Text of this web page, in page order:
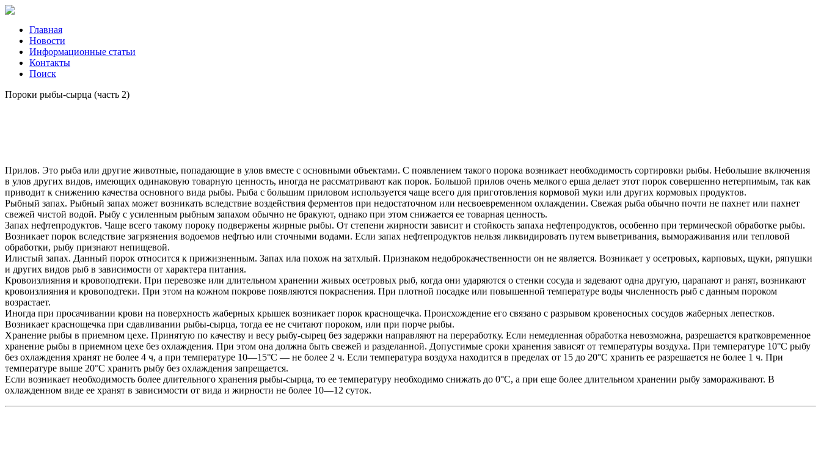
Главная
Новости
Информационные статьи
Контакты
Поиск
Пороки рыбы-сырца (часть 2)
Прилов. Это рыба или другие животные, попадающие в улов вместе с основными объектами. С появлением такого порока возникает необходимость сортировки рыбы. Небольшие включения
в улов других видов, имеющих одинаковую товарную ценность, иногда не рассматривают как порок. Большой прилов очень мелкого ерша делает этот порок совершенно нетерпимым, так как
приводит к снижению качества основного вида рыбы. Рыба с большим приловом используется чаще всего для приготовления кормовой муки или других кормовых продуктов.
Рыбный запах. Рыбный запах может возникать вследствие воздействия ферментов при недостаточном или несвоевременном охлаждении. Свежая рыба обычно почти не пахнет или пахнет
свежей чистой водой. Рыбу с усиленным рыбным запахом обычно не бракуют, однако при этом снижается ее товарная ценность.
Запах нефтепродуктов. Чаще всего такому пороку подвержены жирные рыбы. От степени жирности зависит и стойкость запаха нефтепродуктов, особенно при термической обработке рыбы.
Возникает порок вследствие загрязнения водоемов нефтью или сточными водами. Если запах нефтепродуктов нельзя ликвидировать путем выветривания, вымораживания или тепловой
обработки, рыбу признают непищевой.
Илистый запах. Данный порок относится к прижизненным. Запах ила похож на затхлый. Признаком недоброкачественности он не является. Возникает у осетровых, карповых, щуки, ряпушки
и других видов рыб в зависимости от характера питания.
Кровоизлияния и кровоподтеки. При перевозке или длительном хранении живых осетровых рыб, когда они ударяются о стенки сосуда и задевают одна другую, царапают и ранят, возникают
кровоизлияния и кровоподтеки. При этом на кожном покрове появляются покраснения. При плотной посадке или повышенной температуре воды численность рыб с данным пороком
возрастает.
Иногда при просачивании крови на поверхность жаберных крышек возникает порок краснощечка. Происхождение его связано с разрывом кровеносных сосудов жаберных лепестков.
Возникает краснощечка при сдавливании рыбы-сырца, тогда ее не считают пороком, или при порче рыбы.
Хранение рыбы в приемном цехе. Принятую по качеству и весу рыбу-сырец без задержки направляют на переработку. Если немедленная обработка невозможна, разрешается кратковременное
хранение рыбы в приемном цехе без охлаждения. При этом она должна быть свежей и разделанной. Допустимые сроки хранения зависят от температуры воздуха. При температуре 10°С рыбу
без охлаждения хранят не более 4 ч, а при температуре 10—15°С — не более 2 ч. Если температура воздуха находится в пределах от 15 до 20°С хранить ее разрешается не более 1 ч. При
температуре выше 20°С хранить рыбу без охлаждения запрещается.
Если возникает необходимость более длительного хранения рыбы-сырца, то ее температуру необходимо снижать до 0°С, а при еще более длительном хранении рыбу замораживают. В
охлажденном виде ее хранят в зависимости от вида и жирности не более 10—12 суток.